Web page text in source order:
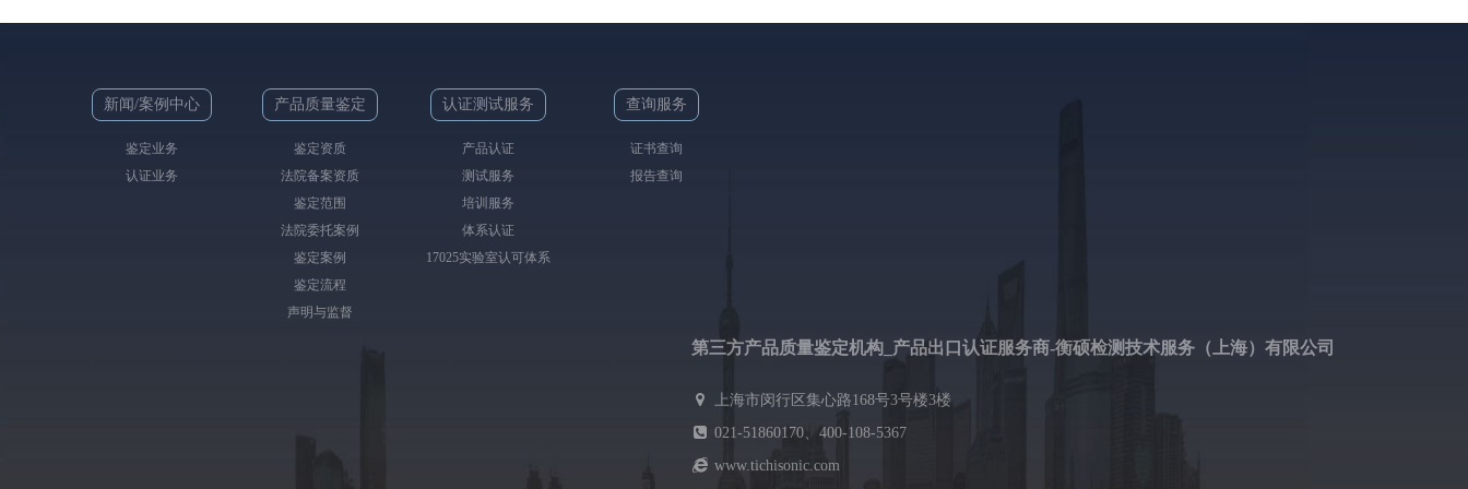
新闻/案例中心
鉴定业务
认证业务
产品质量鉴定
鉴定资质
法院备案资质
鉴定范围
法院委托案例
鉴定案例
鉴定流程
声明与监督
认证测试服务
产品认证
测试服务
培训服务
体系认证
17025实验室认可体系
查询服务
证书查询
报告查询
第三方产品质量鉴定机构_产品出口认证服务商-衡硕检测技术服务（上海）有限公司
上海市闵行区集心路168号3号楼3楼
021-51860170、400-108-5367
www.tichisonic.com